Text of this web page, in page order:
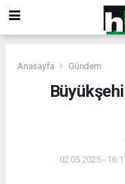
Anasayfa Gündem
02.05.2025 -